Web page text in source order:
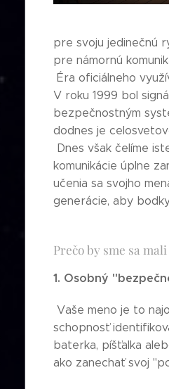
pre svoju jedinečnú
pre námornú
Éra oficiálneho
V roku 1999 bol
bezpečnostným
dodnes je
Dnes však čelíme
komunikácie úplne
učenia sa svojho
generácie, aby
Prečo by sme sa
1. Osobný
Vaše meno je to
schopnosť
baterka, píšťalka
ako zanechať svoj